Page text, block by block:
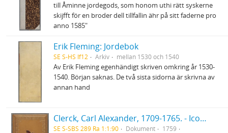
till Åminne jordegods, som honom uthi rätt syskerne
skijfft för en broder dell tillfallin ähr på sitt faderne pro
anno 1585"
Erik Fleming: Jordebok
SE S-HS If12 Arkiv mellan 1530 och 1540
Av Erik Fleming egenhändigt skriven omkring år 1530-
1540. Början saknas. De två sista sidorna är skrivna av
annan hand
Clerck, Carl Alexander, 1709-1765. - Icones insectorum rariorum. (Pl.titelbl.) Stockholm. 1-2. 1759-65. [Del 1], Caroli Clerck reg: soc: scient: Upsal: membr: Icones insectorum rariorum cum nominibus eorum trivialibus, locisqve e C: Linnæi ... Syst: nat: allegatis Holmiæ 1759.. - 1759
SE S-SBS 289 Ra 1:1:90 Dokument
1759